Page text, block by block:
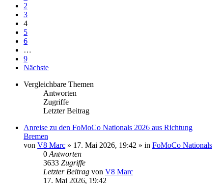
2
3
4
5
6
…
9
Nächste
Vergleichbare Themen
Antworten
Zugriffe
Letzter Beitrag
Anreise zu den FoMoCo Nationals 2026 aus Richtung
Bremen
von V8 Marc » 17. Mai 2026, 19:42 » in FoMoCo Nationals
0 Antworten
3633 Zugriffe
Letzter Beitrag von V8 Marc
17. Mai 2026, 19:42